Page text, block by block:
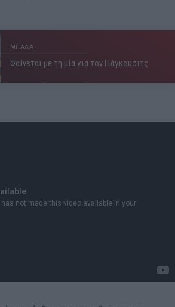
ΜΠΑΛΑ
Φαίνεται με τη μία για τον Γιάγκουσιτς